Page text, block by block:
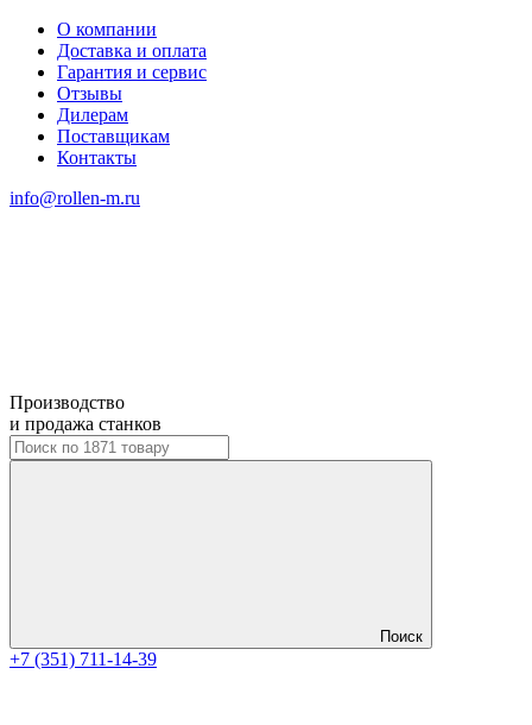
О компании
Доставка и оплата
Гарантия и сервис
Отзывы
Дилерам
Поставщикам
Контакты
info@rollen-m.ru
Производство
и продажа станков
Поиск
+7 (351) 711-14-39